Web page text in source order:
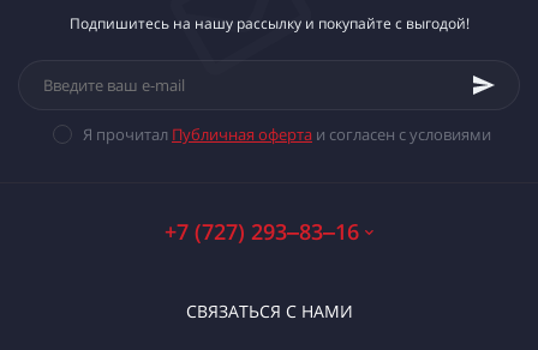
Подпишитесь на нашу рассылку и покупайте с выгодой!
Я прочитал Публичная оферта и согласен с условиями
+7 (727) 293‒83‒16
СВЯЗАТЬСЯ С НАМИ